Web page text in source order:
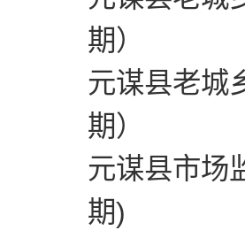
期）
元谋县老城
期）
元谋县市场
期)